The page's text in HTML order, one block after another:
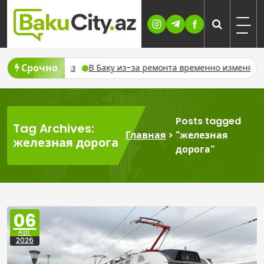
Skip
content
Срочно
за ремонта временно изменят движение шести автобусных
Tag Archives:
железная дорога
Главная >
Posts tagged
"железная
дорога"
06
АВГ
2026